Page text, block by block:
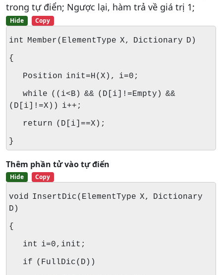
trong tự điển; Ngược lại, hàm trả về giá trị 1;
Hide Copy
int Member(ElementType X, Dictionary D)
{
Position init=H(X), i=0;
while ((i<B) && (D[i]!=Empty) &&
(D[i]!=X)) i++;
return (D[i]==X);
}
Thêm phần tử vào tự điển
Hide Copy
void InsertDic(ElementType X, Dictionary
D)
{
int i=0,init;
if (FullDic(D))